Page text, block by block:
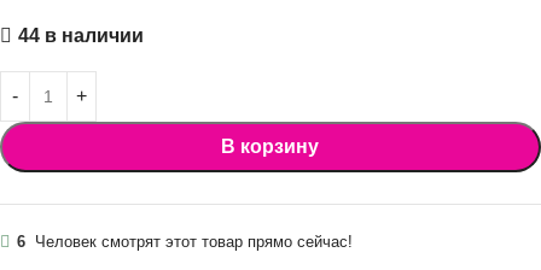
44 в наличии
В корзину
6 Человек смотрят этот товар прямо сейчас!